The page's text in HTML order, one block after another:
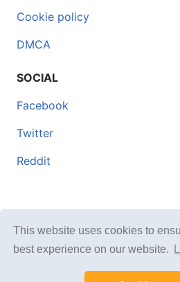
This website uses cookies to
best experience on our website.
Cookie policy
DMCA
SOCIAL
Facebook
Twitter
Reddit
© 2026
DOCERO.PL